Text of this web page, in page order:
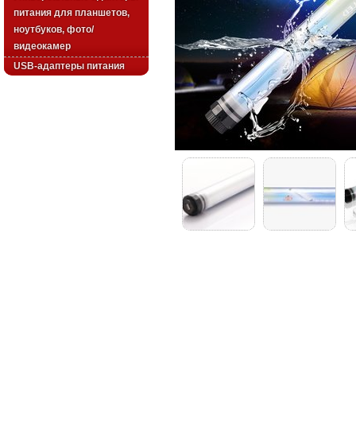
питания для планшетов,
ноутбуков, фото/
видеокамер
USB-адаптеры питания